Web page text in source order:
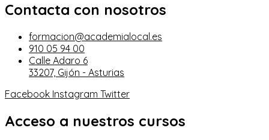
Contacta con nosotros
formacion@academialocal.es
910 05 94 00
Calle Adaro 6
33207, Gijón - Asturias
Facebook Instagram Twitter
Acceso a nuestros cursos